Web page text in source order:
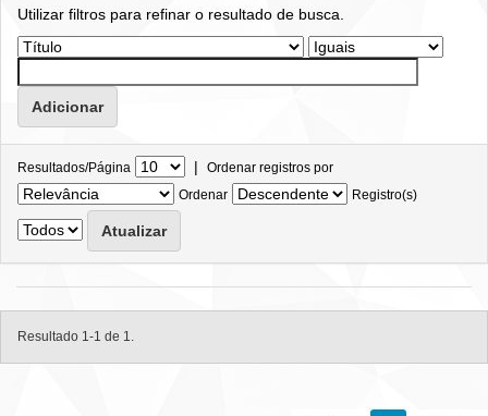
Utilizar filtros para refinar o resultado de busca.
Resultados/Página | Ordenar registros por
Ordenar
Registro(s)
Resultado 1-1 de 1.